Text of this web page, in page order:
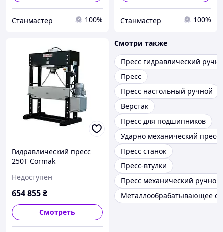
Станмастер 100% Станмастер 100%
Гидравлический пресс
250T Cormak
Недоступен
654 855₴
Смотреть
Смотри также
Пресс гидравлический
Пресс
Пресс настольный ручной
Верстак
Пресс для подшипников
Ударно механический пресс
Пресс станок
Пресс-втулки
Пресс механический ручной
Металлообрабатывающее